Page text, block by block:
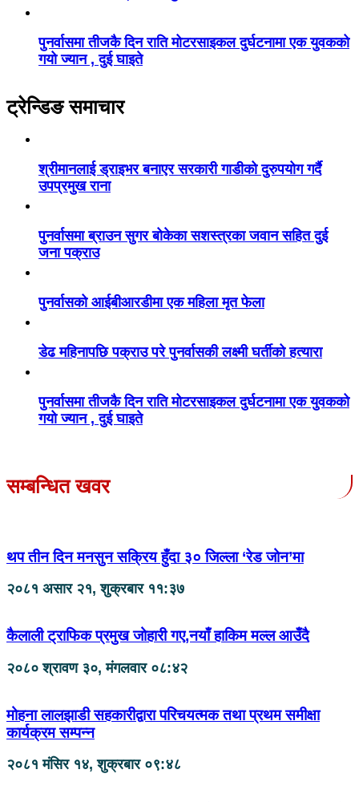
पुनर्वासमा तीजकै दिन राति मोटरसाइकल दुर्घटनामा एक युवकको
गयो ज्यान , दुई घाइते
ट्रेन्डिङ समाचार
श्रीमानलाई ड्राइभर बनाएर सरकारी गाडीको दुरुपयोग गर्दै
उपप्रमुख राना
पुनर्वासमा ब्राउन सुगर बोकेका सशस्त्रका जवान सहित दुई
जना पक्राउ
पुनर्वासको आईबीआरडीमा एक महिला मृत फेला
डेढ महिनापछि पक्राउ परे पुनर्वासकी लक्ष्मी घर्तीको हत्यारा
पुनर्वासमा तीजकै दिन राति मोटरसाइकल दुर्घटनामा एक युवकको
गयो ज्यान , दुई घाइते
सम्बन्धित खवर
थप तीन दिन मनसुन सक्रिय हुँदा ३० जिल्ला ‘रेड जोन’मा
२०८१ असार २१, शुक्रबार ११:३७
कैलाली ट्राफिक प्रमुख जोहारी गए,नयाँ हाकिम मल्ल आउँदै
२०८० श्रावण ३०, मंगलवार ०८:४२
मोहना लालझाडी सहकारीद्वारा परिचयत्मक तथा प्रथम समीक्षा
कार्यक्रम सम्पन्न
२०८१ मंसिर १४, शुक्रबार ०९:४८